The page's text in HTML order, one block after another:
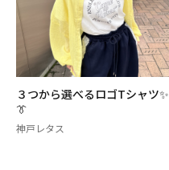
３つから選べるロゴTシャツ✨
👔
神戸レタス